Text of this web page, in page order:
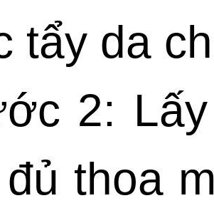
tẩy da
2:
thoa